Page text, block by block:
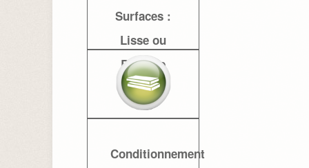
Surfaces :
Lisse ou
Brossée
Conditionnement